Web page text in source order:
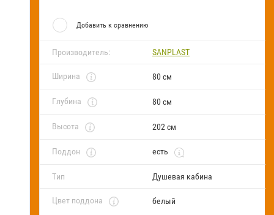
Контакты
Карта
сайта
Добавить к сравнению
Производитель: SANPLAST
Ширина 80 см
Глубина 80 см
Высота 202 см
Поддон есть
Тип Душевая кабина
Цвет поддона
белый